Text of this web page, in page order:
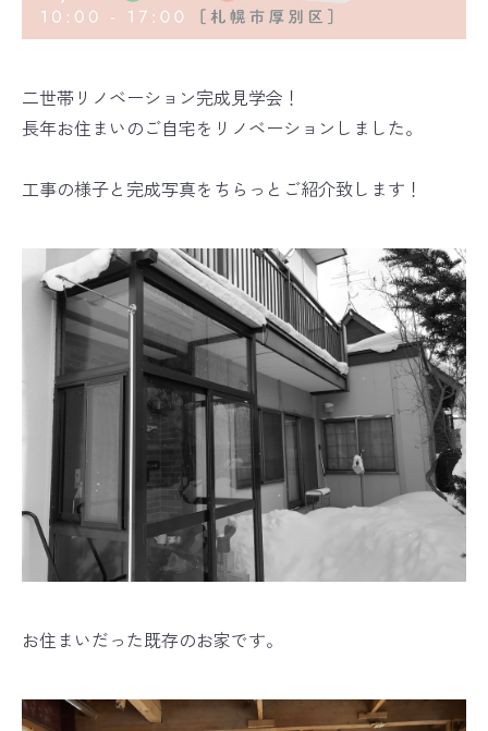
二世帯リノベーション完成見学会！
長年お住まいのご自宅をリノベーションしました。
工事の様子と完成写真をちらっとご紹介致します！
お住まいだった既存のお家です。